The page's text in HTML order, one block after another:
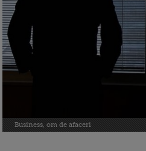
Business, om de afaceri